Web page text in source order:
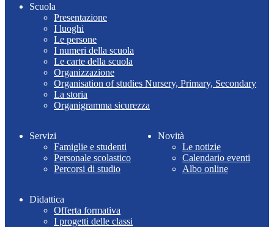
Scuola
Presentazione
I luoghi
Le persone
I numeri della scuola
Le carte della scuola
Organizzazione
Organisation of studies Nursery, Primary, Secondary
La storia
Organigramma sicurezza
Servizi
Famiglie e studenti
Personale scolastico
Percorsi di studio
Novità
Le notizie
Calendario eventi
Albo online
Didattica
Offerta formativa
I progetti delle classi